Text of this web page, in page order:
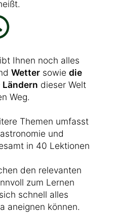
Ihnen noch alles
Wetter sowie die
Ländern dieser Welt
Weg.
Themen umfasst
und
in 40 Lektionen
den relevanten
zum Lernen
schnell alles
aneignen können.